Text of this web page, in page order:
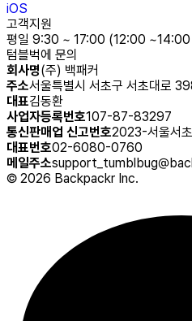
iOS
고객지원
평일 9:30 ~ 17:00 (12:00 ~14:00
텀블벅에 문의
회사명(주) 백패커
주소서울특별시 서초구 서초대로
대표김동환
사업자등록번호107-87-83297
통신판매업 신고번호2023-서울서
대표번호02-6080-0760
메일주소
© 2026 Backpackr Inc.